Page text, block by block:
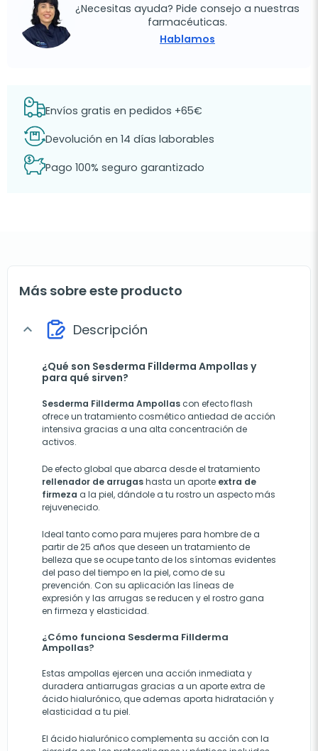
¿Necesitas ayuda? Pide consejo a nuestras
farmacéuticas.
Hablamos
Envíos gratis en pedidos +65€
Devolución en 14 días laborables
Pago 100% seguro garantizado
Más sobre este producto
expand_more Descripción
¿Qué son Sesderma Fillderma Ampollas y
para qué sirven?
Sesderma Fillderma Ampollas con efecto flash
ofrece un tratamiento cosmético antiedad de acción
intensiva gracias a una alta concentración de
activos.
De efecto global que abarca desde el tratamiento
rellenador de arrugashasta un aporte extra de
firmeza a la piel, dándole a tu rostro un aspecto más
rejuvenecido.
Ideal tanto como para mujeres para hombre de a
partir de 25 años que deseen un tratamiento de
belleza que se ocupe tanto de los síntomas evidentes
del paso del tiempo en la piel, como de su
prevención. Con su aplicación las líneas de
expresión y las arrugas se reducen y el rostro gana
en firmeza y elasticidad.
¿Cómo funciona Sesderma Fillderma
Ampollas?
Estas ampollas ejercen una acción inmediata y
duradera antiarrugas gracias a un aporte extra de
ácido hialurónico, que ademas aporta hidratación y
elasticidad a tu piel.
El ácido hialurónico complementa su acción con la